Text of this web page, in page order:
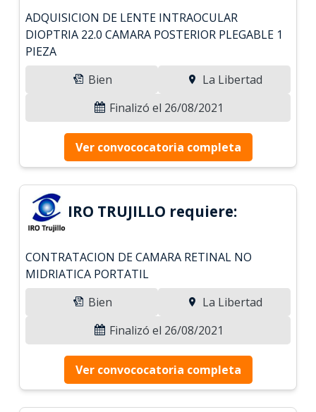
ADQUISICION DE LENTE INTRAOCULAR
DIOPTRIA 22.0 CAMARA POSTERIOR PLEGABLE 1
PIEZA
Bien
La Libertad
Finalizó el 26/08/2021
Ver convococatoria completa
IRO TRUJILLO requiere:
CONTRATACION DE CAMARA RETINAL NO
MIDRIATICA PORTATIL
Bien
La Libertad
Finalizó el 26/08/2021
Ver convococatoria completa